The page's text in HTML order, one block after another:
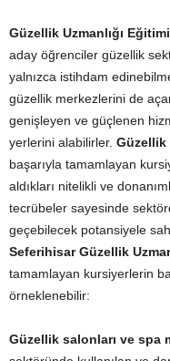
Güzellik Uzmanlığı
aday öğrenciler güzellik
yalnızca istihdam
güzellik merkezlerini de
genişleyen ve güçlenen
yerlerini alabilirler. Güzellik
başarıyla tamamlayan
aldıkları nitelikli ve
tecrübeler sayesinde
geçebilecek potansiyele
Seferihisar Güzellik
tamamlayan kursiyerlerin
örneklenebilir:
Güzellik salonları ve spa